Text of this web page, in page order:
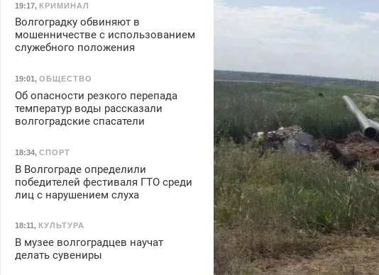
19:17, КРИМИНАЛ
Волгоградку обвиняют в
мошенничестве с использованием
служебного положения
19:01, ОБЩЕСТВО
Об опасности резкого перепада
температур воды рассказали
волгоградские спасатели
18:34, СПОРТ
В Волгограде определили
победителей фестиваля ГТО среди
лиц с нарушением слуха
18:11 , КУЛЬТУРА
В музее волгоградцев научат
делать сувениры